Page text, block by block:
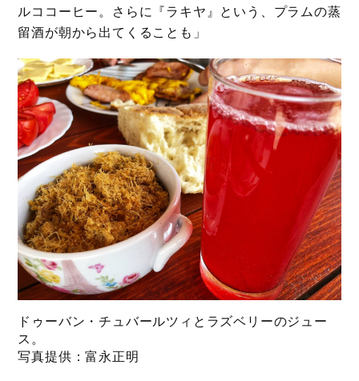
ルココーヒー。さらに『ラキヤ』という、プラムの蒸
留酒が朝から出てくることも」
ドゥーバン・チュバールツィとラズベリーのジュー
ス。
写真提供：富永正明